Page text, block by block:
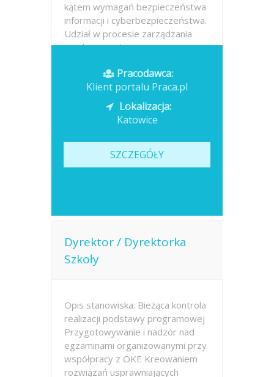
kątem wymagań bezpieczeństwa
informacji i cyberbezpieczeństwa.
Udział w procesie zarządzania
ryzykiem w obszarze...
Opublikowano: dzisiajPracodawca:
Klient portalu Praca.pl
Lokalizacja:
Katowice
SZCZEGÓŁY
Dyrektor / Dyrektorka
Szkoły
Opis stanowiska: Bieżąca kontrola
realizacji podstawy programowej
Przygotowywanie i nadzór nad
egzaminami organizowanymi przy
współpracy z OKE Kreowaniem
rozwiązań usprawniających